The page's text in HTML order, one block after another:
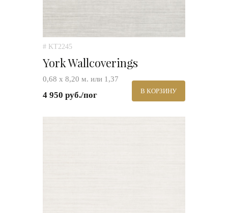
# KT2245
York Wallcoverings
0,68 х 8,20 м. или 1,37
4 950 руб./пог В КОРЗИНУ